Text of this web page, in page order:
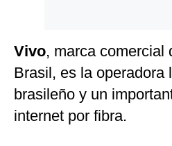
Vivo, marca comercial
Brasil, es la operadora
brasileño y un
internet por fibra.